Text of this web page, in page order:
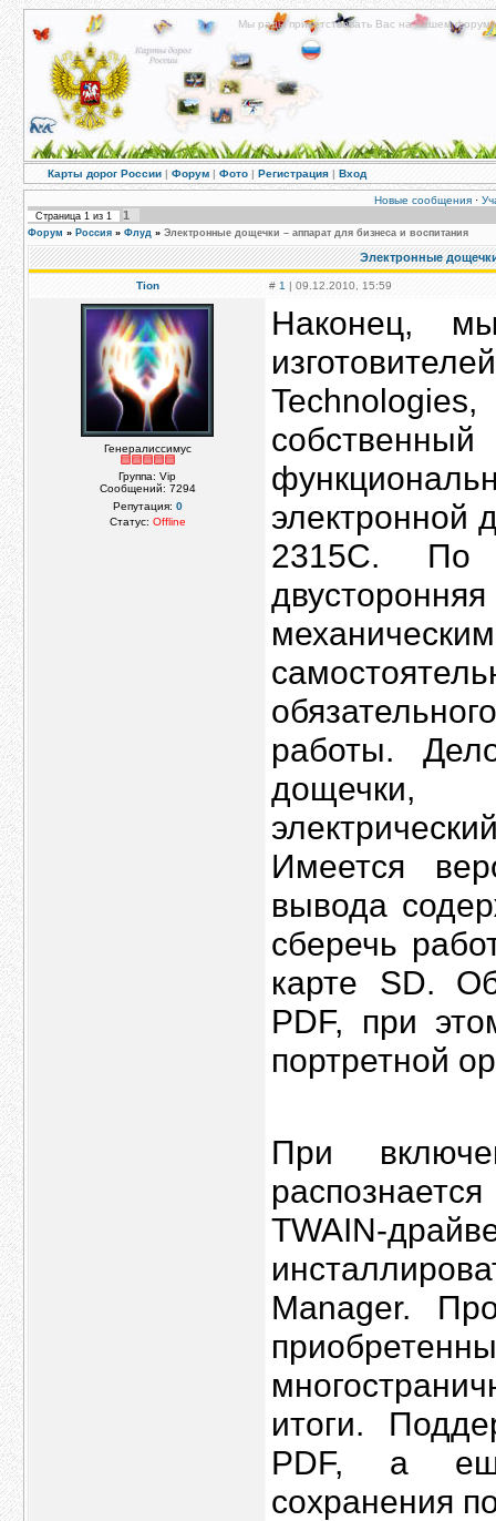
Мы рады приветствовать Вас на нашем
Карты дорог России | Форум | Фото | Регистрация | Вход
Новые сообщения·
Страница 1 из 1 1
Форум » Россия » Флуд » Электронные дощечки – аппарат для бизнеса и воспитания
Электронные
Tion # 1 | 09.12.2010, 15:59
Генералиссимус
Группа: Vip
Сообщений: 7294
Репутация: 0
Статус: Offline
Наконец,
электронной
2315C. По
работы.
дощечки,
Имеется
вывода
сберечь
карте SD.
PDF, при
портретной
При
TWAIN-
Manager.
итоги.
PDF, а
сохранения